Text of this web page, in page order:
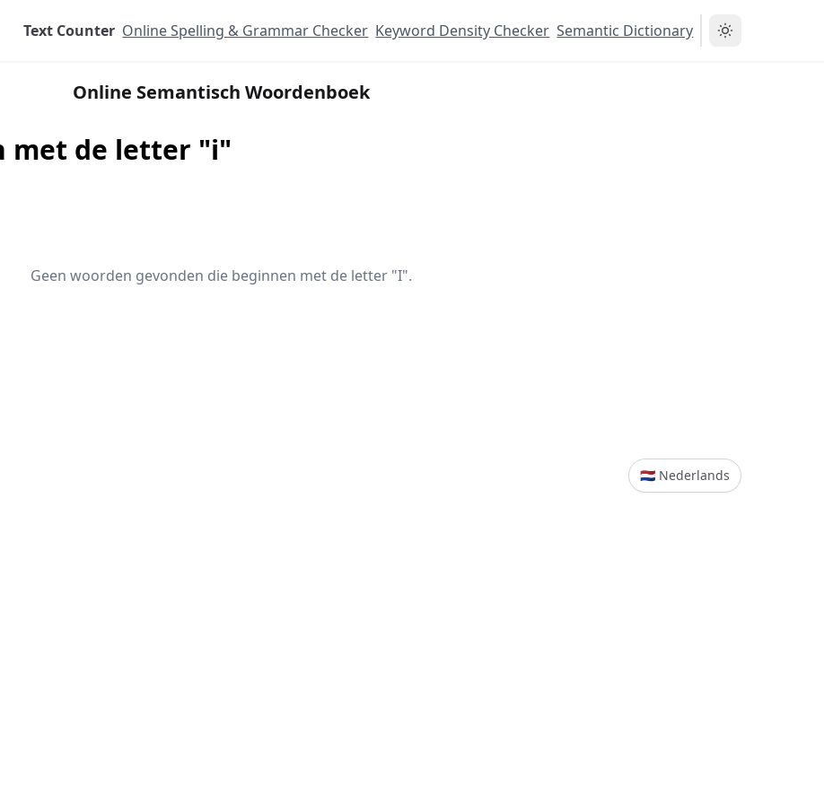
Text Counter Online Spelling & Grammar Checker Keyword Density Checker Semantic Dictionary
Online Semantisch Woordenboek
met de letter "i"
Geen woorden gevonden die beginnen met de letter "I".